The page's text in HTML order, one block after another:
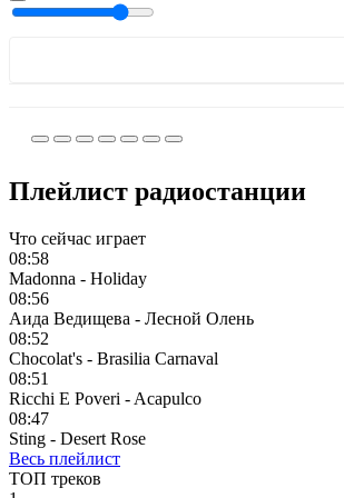
Плейлист радиостанции
Что сейчас играет
08:58
Madonna - Holiday
08:56
Аида Ведищева - Лесной Олень
08:52
Chocolat's - Brasilia Carnaval
08:51
Ricchi E Poveri - Acapulco
08:47
Sting - Desert Rose
Весь плейлист
ТОП треков